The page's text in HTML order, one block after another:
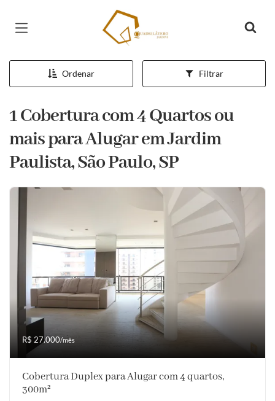
Página inicial
Ordenar Filtrar
1 Cobertura com 4 Quartos ou
mais para Alugar em Jardim
Paulista, São Paulo, SP
R$ 27.000/mês
Cobertura Duplex para Alugar com 4 quartos,
300m²